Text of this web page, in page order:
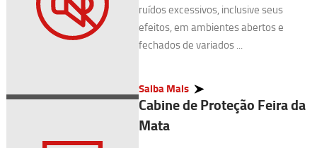
ruídos excessivos, inclusive seus
efeitos, em ambientes abertos e
fechados de variados ...
Saiba Mais
Cabine de Proteção Feira da
Mata